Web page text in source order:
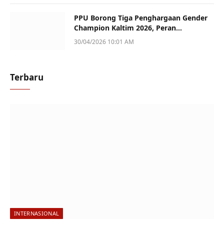
PPU Borong Tiga Penghargaan Gender
Champion Kaltim 2026, Peran
Perempuan Jadi Sorotan
30/04/2026 10:01 AM
Terbaru
INTERNASIONAL